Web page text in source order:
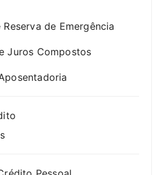
Reserva de Emergência
Juros Compostos